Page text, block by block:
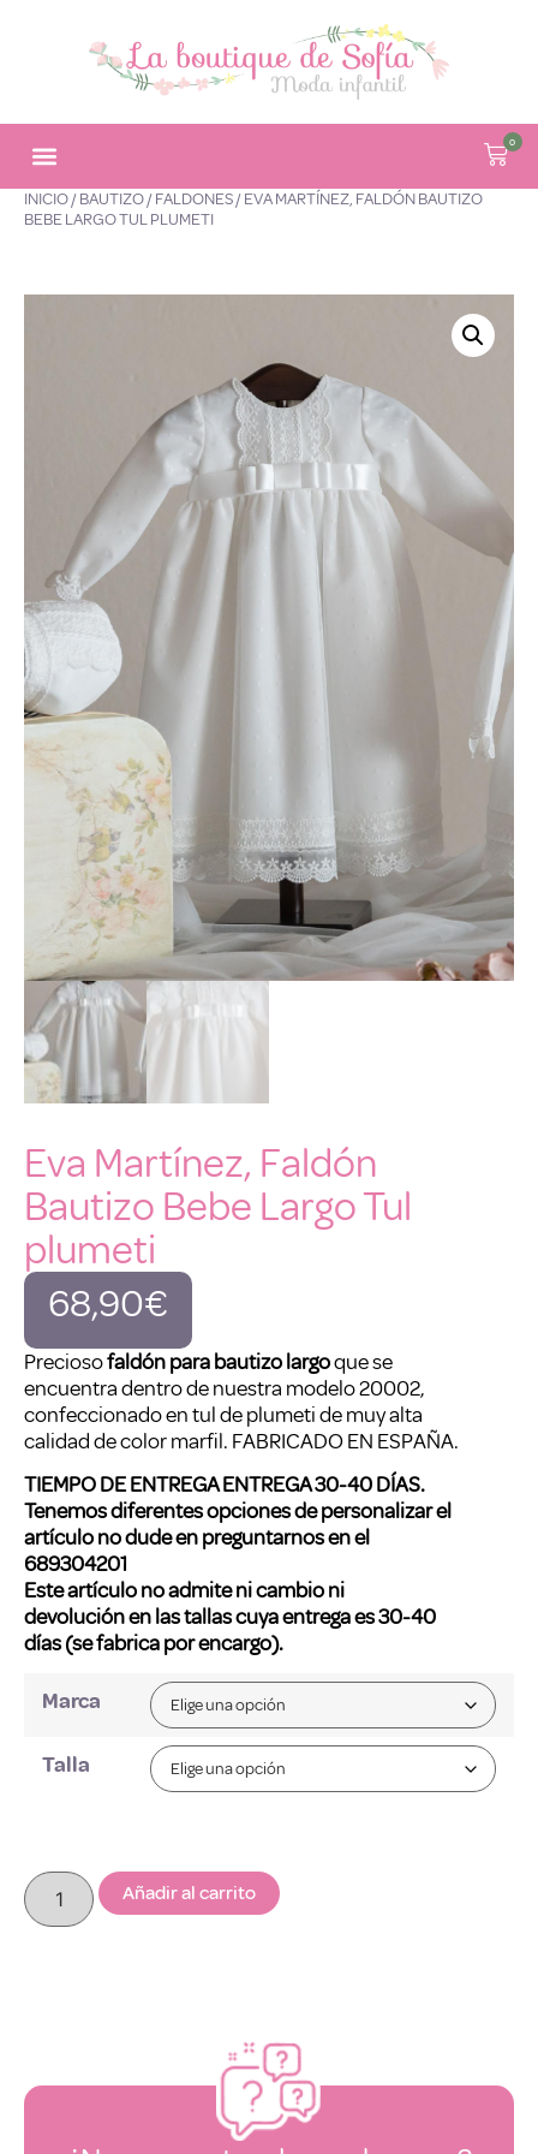
0
INICIO/BAUTIZO/FALDONES/ EVA MARTÍNEZ, FALDÓN BAUTIZO
BEBE LARGO TUL PLUMETI
Eva Martínez, Faldón
Bautizo Bebe Largo Tul
plumeti
68,90€
Preciosofaldón para bautizo largoque se
encuentra dentro de nuestra modelo 20002,
confeccionado en tul de plumeti de muy alta
calidad de color marfil. FABRICADO EN ESPAÑA.
TIEMPO DE ENTREGA ENTREGA30-40 DÍAS.
Tenemos diferentes opciones de personalizar el
artículo no dude en preguntarnos en el
689304201
Este artículo no admite ni cambio ni
devolución en las tallas cuya entrega es 30-40
días (se fabrica por encargo).
Marca
Talla
Añadir al carrito